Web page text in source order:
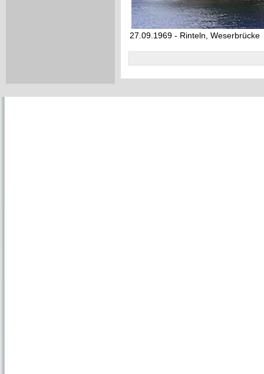
27.09.1969 - Rinteln, Weserbrücke